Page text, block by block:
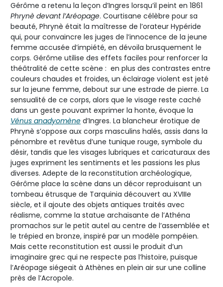
Gérôme a retenu la leçon d’Ingres lorsqu’il peint en 1861
Phrynè devant l’Aréopage. Courtisane célèbre pour sa
beauté, Phrynè était la maîtresse de l’orateur Hypéride
qui, pour convaincre les juges de l’innocence de la jeune
femme accusée d’impiété, en dévoila brusquement le
corps. Gérôme utilise des effets faciles pour renforcer la
théâtralité de cette scène : en plus des contrastes entre
couleurs chaudes et froides, un éclairage violent est jeté
sur la jeune femme, debout sur une estrade de pierre. La
sensualité de ce corps, alors que le visage reste caché
dans un geste pouvant exprimer la honte, évoque la
Vénus anadyomène d’Ingres. La blancheur érotique de
Phrynè s’oppose aux corps masculins halés, assis dans la
pénombre et revêtus d’une tunique rouge, symbole du
désir, tandis que les visages lubriques et caricaturaux des
juges expriment les sentiments et les passions les plus
diverses. Adepte de la reconstitution archéologique,
Gérôme place la scène dans un décor reproduisant un
tombeau étrusque de Tarquinia découvert au XVIIIe
siècle, et il ajoute des objets antiques traités avec
réalisme, comme la statue archaïsante de l’Athéna
promachos sur le petit autel au centre de l’assemblée et
le trépied en bronze, inspiré par un modèle pompéien.
Mais cette reconstitution est aussi le produit d’un
imaginaire grec qui ne respecte pas l’histoire, puisque
l’Aréopage siégeait à Athènes en plein air sur une colline
près de l’Acropole.